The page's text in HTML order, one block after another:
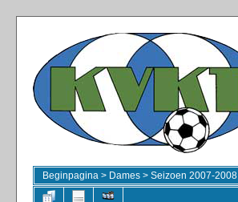
Beginpagina > Dames > Seizoen 2007-2008